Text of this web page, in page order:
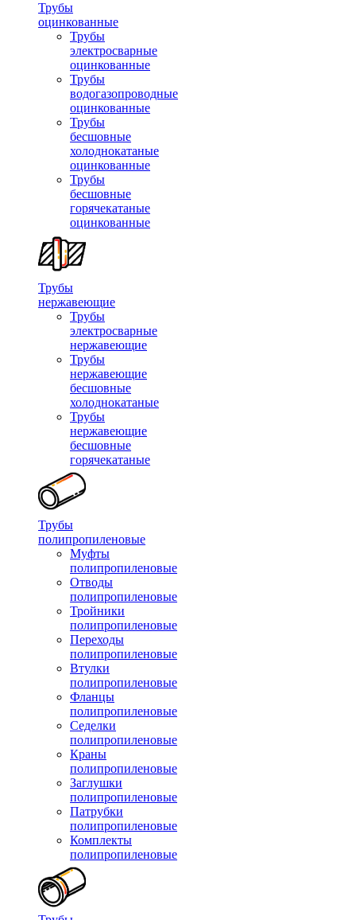
Трубы
оцинкованные
Трубы
электросварные
оцинкованные
Трубы
водогазопроводные
оцинкованные
Трубы
бесшовные
холоднокатаные
оцинкованные
Трубы
бесшовные
горячекатаные
оцинкованные
Трубы
нержавеющие
Трубы
электросварные
нержавеющие
Трубы
нержавеющие
бесшовные
холоднокатаные
Трубы
нержавеющие
бесшовные
горячекатаные
Трубы
полипропиленовые
Муфты
полипропиленовые
Отводы
полипропиленовые
Тройники
полипропиленовые
Переходы
полипропиленовые
Втулки
полипропиленовые
Фланцы
полипропиленовые
Седелки
полипропиленовые
Краны
полипропиленовые
Заглушки
полипропиленовые
Патрубки
полипропиленовые
Комплекты
полипропиленовые